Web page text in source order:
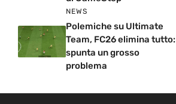
NEWS
Polemiche su Ultimate
Team, FC26 elimina tutto:
spunta un grosso
problema